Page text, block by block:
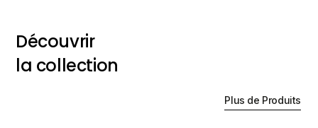
Découvrir
la collection
Plus de Produits